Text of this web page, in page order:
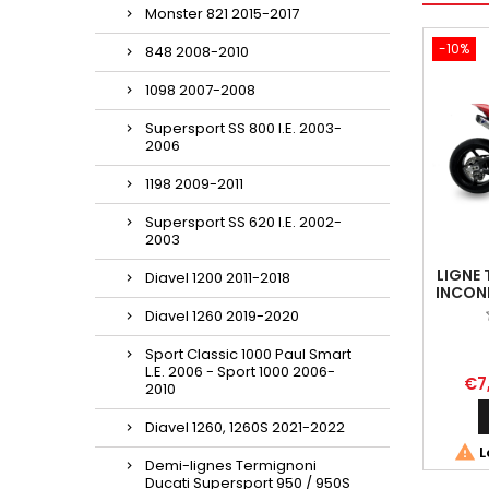
Monster 821 2015-2017
848 2008-2010
1098 2007-2008
Supersport SS 800 I.E. 2003-
2006
1198 2009-2011
Supersport SS 620 I.E. 2002-
2003
Diavel 1200 2011-2018
Diavel 1260 2019-2020
Sport Classic 1000 Paul Smart
L.E. 2006 - Sport 1000 2006-
2010
Diavel 1260, 1260S 2021-2022
Demi-lignes Termignoni
Ducati Supersport 950 / 950S
-10%
LIGNE
